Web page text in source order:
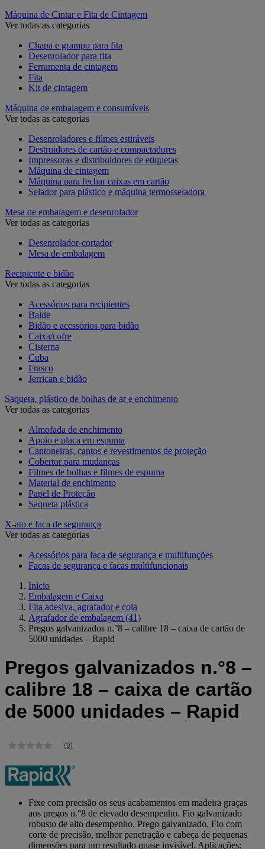
Máquina de Cintar e Fita de Cintagem
Ver todas as categorias
Chapa e grampo para fita
Desenrolador para fita
Ferramenta de cintagem
Fita
Kit de cintagem
Máquina de embalagem e consumíveis
Ver todas as categorias
Desenroladores e filmes estiráveis
Destruidores de cartão e compactadores
Impressoras e distribuidores de etiquetas
Máquina de cintagem
Máquina para fechar caixas em cartão
Selador para plástico e máquina termosseladora
Mesa de embalagem e desenrolador
Ver todas as categorias
Desenrolador-cortador
Mesa de embalagem
Recipiente e bidão
Ver todas as categorias
Acessórios para recipientes
Balde
Bidão e acessórios para bidão
Caixa/cofre
Cisterna
Cuba
Frasco
Jerrican e bidão
Saqueta, plástico de bolhas de ar e enchimento
Ver todas as categorias
Almofada de enchimento
Apoio e placa em espuma
Cantoneiras, cantos e revestimentos de proteção
Cobertor para mudanças
Filmes de bolhas e filmes de espuma
Material de enchimento
Papel de Proteção
Saqueta plástica
X-ato e faca de segurança
Ver todas as categorias
Acessórios para faca de segurança e multifunções
Facas de segurança e facas multifuncionais
Início
Embalagem e Caixa
Fita adesiva, agrafador e cola
Agrafador de embalagem (41)
Pregos galvanizados n.°8 – calibre 18 – caixa de cartão de
5000 unidades – Rapid
Pregos galvanizados n.°8 –
calibre 18 – caixa de cartão
de 5000 unidades – Rapid
Sem
de
classificação
Link
mesma
página.
(0)
Fixe com precisão os seus acabamentos em madeira graças
aos pregos n.°8 de elevado desempenho. Fio galvanizado
robusto de alto desempenho. Prego galvanizado. Fio com
corte de precisão, melhor penetração e cabeça de pequenas
dimensões para um resultado quase invisível. Aplicações: